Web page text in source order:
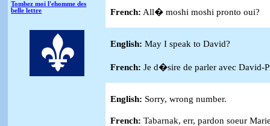
Tombez moi l'ehomme des
belle lettre
French: All� moshi moshi pronto oui?
English: May I speak to David?
French: Je d�sire de parler avec David-
English: Sorry, wrong number.
French: Tabarnak, err, pardon soeur